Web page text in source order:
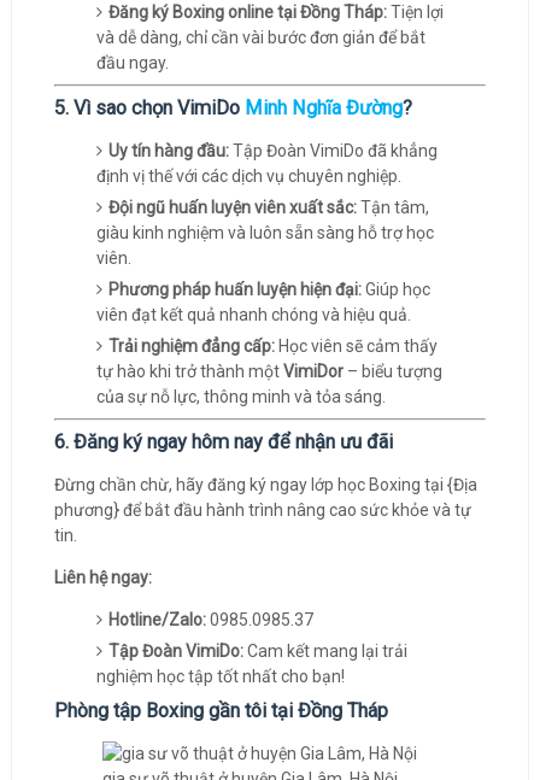
Đăng ký Boxing online tại Đồng Tháp:Tiện lợi
và dễ dàng, chỉ cần vài bước đơn giản để bắt
đầu ngay.
5. Vì sao chọn VimiDo Minh Nghĩa Đường?
Uy tín hàng đầu:Tập Đoàn VimiDo đã khẳng
định vị thế với các dịch vụ chuyên nghiệp.
Đội ngũ huấn luyện viên xuất sắc:Tận tâm,
giàu kinh nghiệm và luôn sẵn sàng hỗ trợ học
viên.
Phương pháp huấn luyện hiện đại:Giúp học
viên đạt kết quả nhanh chóng và hiệu quả.
Trải nghiệm đẳng cấp:Học viên sẽ cảm thấy
tự hào khi trở thành mộtVimiDor– biểu tượng
của sự nỗ lực, thông minh và tỏa sáng.
6. Đăng ký ngay hôm nay để nhận ưu đãi
Đừng chần chừ, hãy đăng ký ngay lớp học Boxing tại {Địa
phương} để bắt đầu hành trình nâng cao sức khỏe và tự
tin.
Liên hệ ngay:
Hotline/Zalo:0985.0985.37
Tập Đoàn VimiDo:Cam kết mang lại trải
nghiệm học tập tốt nhất cho bạn!
Phòng tập Boxing gần tôi tại Đồng Tháp